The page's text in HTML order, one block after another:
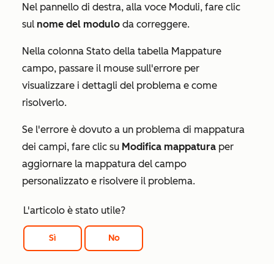
Nel pannello di destra, alla voce Moduli, fare clic
sul nome del modulo da correggere.
Nella colonna Stato della tabella Mappature
campo, passare il mouse sull'errore per
visualizzare i dettagli del problema e come
risolverlo.
Se l'errore è dovuto a un problema di mappatura
dei campi, fare clic su Modifica mappatura per
aggiornare la mappatura del campo
personalizzato e risolvere il problema.
L'articolo è stato utile?
Sì No